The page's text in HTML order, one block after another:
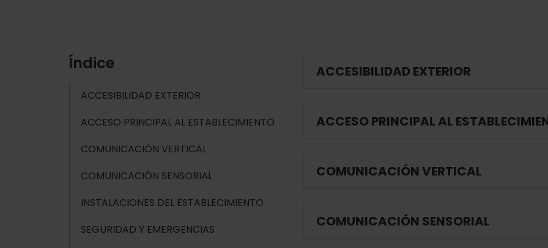
Índice
ACCESIBILIDAD EXTERIOR
ACCESO PRINCIPAL AL ESTABLECIMIENTO
COMUNICACIÓN VERTICAL
COMUNICACIÓN SENSORIAL
INSTALACIONES DEL ESTABLECIMIENTO
SEGURIDAD Y EMERGENCIAS
ACCESIBILIDAD EXTERIOR
ACCESO PRINCIPAL AL
COMUNICACIÓN VERTICAL
COMUNICACIÓN SENSORIAL